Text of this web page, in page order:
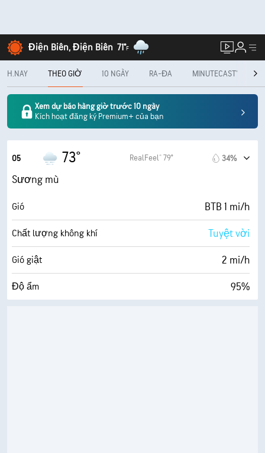
Điện Biên, Điện Biên 71°F
H.NAY THEO GIỜ 10 NGÀY RA-ĐA MINUTECAST®
Xem dự báo hàng giờ trước 10 ngày
Kích hoạt đăng ký Premium+ của bạn
05 73° RealFeel® 79° 34%
Sương mù
Gió BTB 1 mi/h
Chất lượng không khí Tuyệt vời
Gió giật 2 mi/h
Độ ẩm 95%